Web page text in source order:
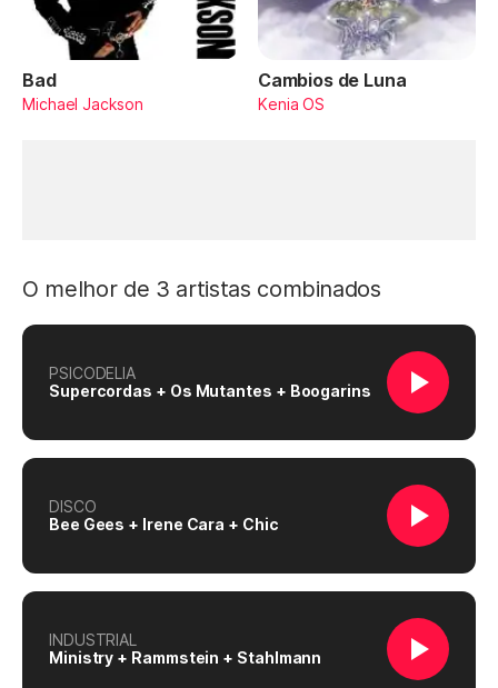
Bad
Michael Jackson
Cambios de Luna
Kenia OS
O melhor de 3 artistas combinados
PSICODELIA
Supercordas + Os Mutantes + Boogarins
DISCO
Bee Gees + Irene Cara + Chic
INDUSTRIAL
Ministry + Rammstein + Stahlmann